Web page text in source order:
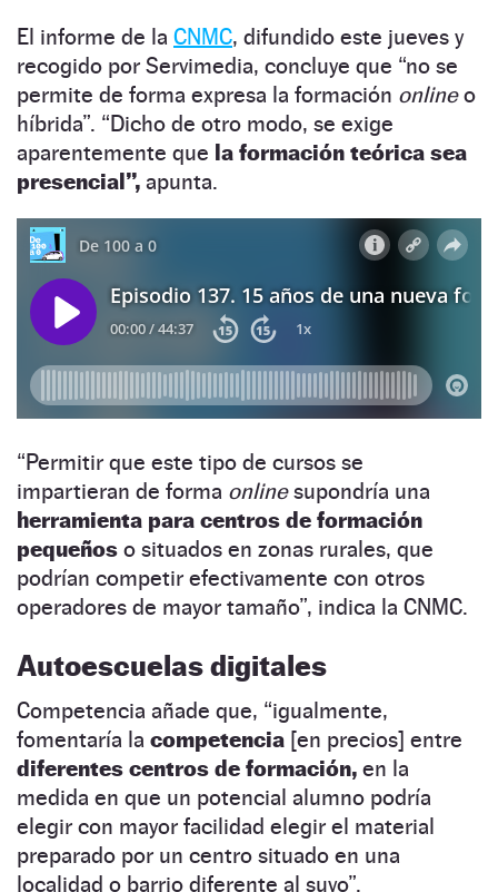
El informe de la CNMC, difundido este jueves y
recogido por Servimedia, concluye que “no se
permite de forma expresa la formación onlineo
híbrida”. “Dicho de otro modo, se exige
aparentemente que la formación teórica sea
presencial”, apunta.
“Permitir que este tipo de cursos se
impartieran de forma onlinesupondría una
herramienta para centros de formación
pequeños o situados en zonas rurales, que
podrían competir efectivamente con otros
operadores de mayor tamaño”, indica la CNMC.
Autoescuelas digitales
Competencia añade que, “igualmente,
fomentaría la competencia [en precios] entre
diferentes centros de formación, en la
medida en que un potencial alumno podría
elegir con mayor facilidad elegir el material
preparado por un centro situado en una
localidad o barrio diferente al suyo”.